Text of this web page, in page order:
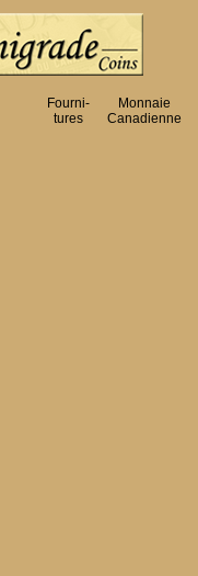
Fourni-
tures
Monnaie
Canadienne